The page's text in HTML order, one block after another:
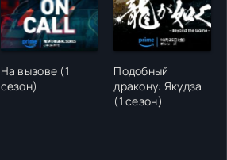
На вызове (1
сезон)
Подобный
дракону: Якудза
(1 сезон)